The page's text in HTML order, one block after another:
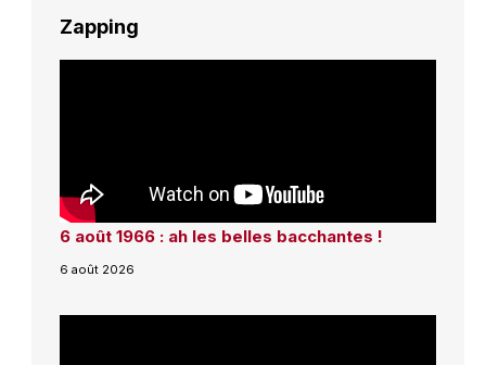
Zapping
6 août 1966 : ah les belles bacchantes !
6 août 2026